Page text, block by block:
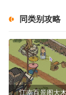
同类别攻略
江南百景图大